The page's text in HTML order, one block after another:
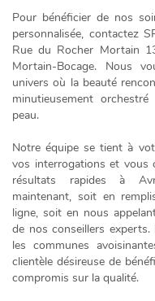
Pour bénéficier de nos
personnalisée, contactez
Rue du Rocher Mortain
Mortain-Bocage. Nous
univers où la beauté
minutieusement
peau.
Notre équipe se tient à
vos interrogations et vous
résultats rapides à
maintenant, soit en
ligne, soit en nous
de nos conseillers
les communes
clientèle désireuse de
compromis sur la qualité.